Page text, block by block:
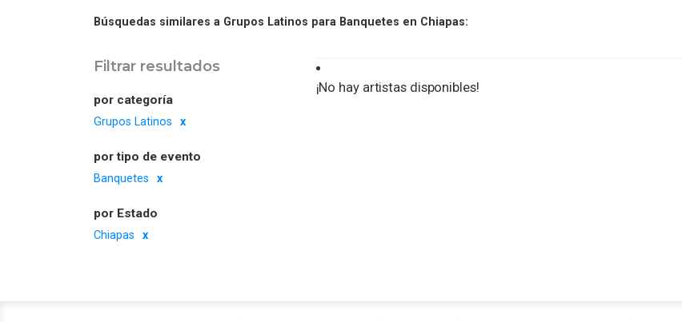
Búsquedas similares a Grupos Latinos para Banquetes en Chiapas:
Filtrar resultados
por categoría
Grupos Latinos
por tipo de evento
Banquetes
por Estado
Chiapas
¡No hay artistas disponibles!